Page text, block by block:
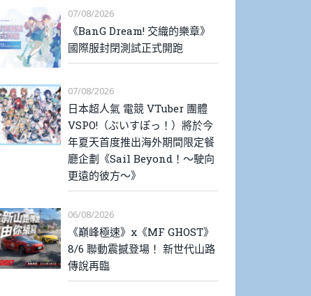
07/08/2026
《BanG Dream! 交織的樂章》
國際服封閉測試正式開跑
07/08/2026
日本超人氣 電競 VTuber 團體
VSPO!（ぶいすぽっ！）將於今
年夏天首度推出海外期間限定餐
廳企劃《Sail Beyond！～駛向
更遠的彼方～》
06/08/2026
《巔峰極速》x《MF GHOST》
8/6 聯動震撼登場！ 新世代山路
傳說再臨